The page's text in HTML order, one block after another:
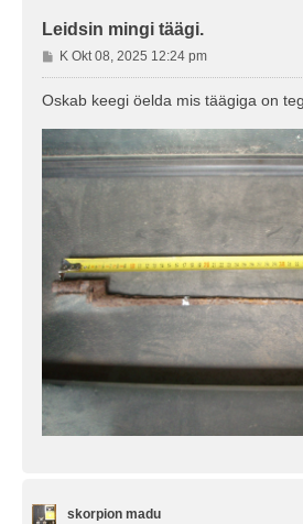
Leidsin mingi täägi.
P
o
s
i
t
u
K Okt 08, 2025 12:24 pm
Oskab keegi öelda mis täägiga on
skorpion madu